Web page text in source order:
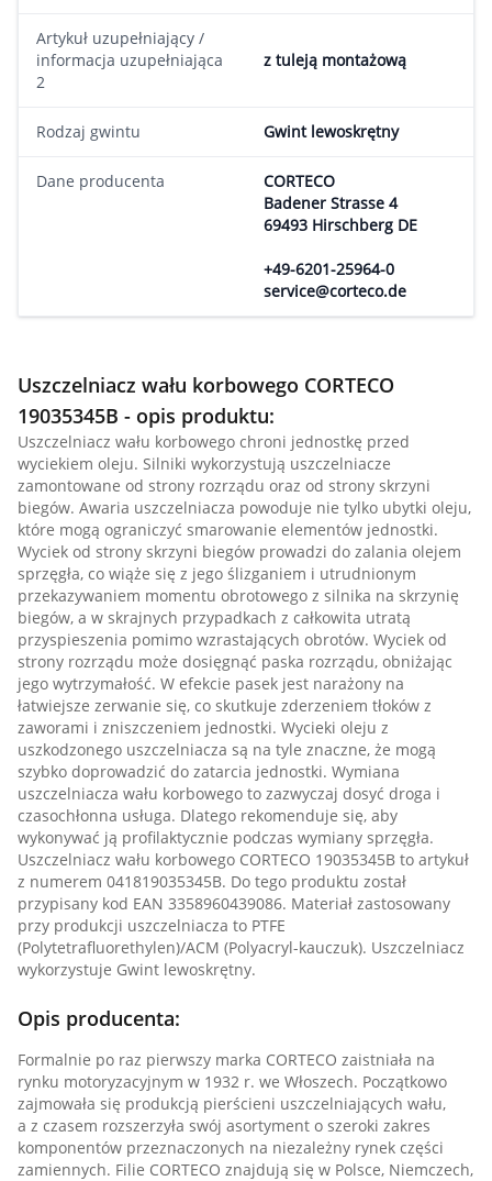
Artykuł uzupełniający /
informacja uzupełniająca
2
z tuleją montażową
Rodzaj gwintu Gwint lewoskrętny
Dane producenta
CORTECO
Badener Strasse 4
69493 Hirschberg DE
+49-6201-25964-0
service@corteco.de
Uszczelniacz wału korbowego CORTECO
19035345B - opis produktu:
Uszczelniacz wału korbowego chroni jednostkę przed
wyciekiem oleju. Silniki wykorzystują uszczelniacze
zamontowane od strony rozrządu oraz od strony skrzyni
biegów. Awaria uszczelniacza powoduje nie tylko ubytki oleju,
które mogą ograniczyć smarowanie elementów jednostki.
Wyciek od strony skrzyni biegów prowadzi do zalania olejem
sprzęgła, co wiąże się z jego ślizganiem i utrudnionym
przekazywaniem momentu obrotowego z silnika na skrzynię
biegów, a w skrajnych przypadkach z całkowita utratą
przyspieszenia pomimo wzrastających obrotów. Wyciek od
strony rozrządu może dosięgnąć paska rozrządu, obniżając
jego wytrzymałość. W efekcie pasek jest narażony na
łatwiejsze zerwanie się, co skutkuje zderzeniem tłoków z
zaworami i zniszczeniem jednostki. Wycieki oleju z
uszkodzonego uszczelniacza są na tyle znaczne, że mogą
szybko doprowadzić do zatarcia jednostki. Wymiana
uszczelniacza wału korbowego to zazwyczaj dosyć droga i
czasochłonna usługa. Dlatego rekomenduje się, aby
wykonywać ją profilaktycznie podczas wymiany sprzęgła.
Uszczelniacz wału korbowego CORTECO 19035345B to artykuł
z numerem 041819035345B. Do tego produktu został
przypisany kod EAN 3358960439086. Materiał zastosowany
przy produkcji uszczelniacza to PTFE
(Polytetrafluorethylen)/ACM (Polyacryl-kauczuk). Uszczelniacz
wykorzystuje Gwint lewoskrętny.
Opis producenta:
Formalnie po raz pierwszy marka CORTECO zaistniała na
rynku motoryzacyjnym w 1932 r. we Włoszech. Początkowo
zajmowała się produkcją pierścieni uszczelniających wału,
a z czasem rozszerzyła swój asortyment o szeroki zakres
komponentów przeznaczonych na niezależny rynek części
zamiennych. Filie CORTECO znajdują się w Polsce, Niemczech,